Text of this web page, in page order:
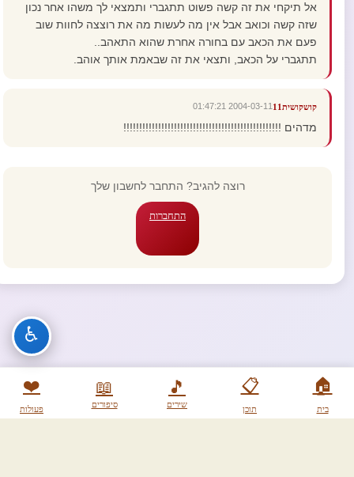
🏠
בית
📋
תוכן
🎵
שירים
📖
סיפורים
❤️
פעולות
אל תיקחי את זה קשה פשוט תתגברי ותמצאי לך משהו אחר נכון
שזה קשה וכואב אבל אין מה לעשות מה את רוצצה לחוות שוב
פעם את הכאב עם בחורה אחרת שהוא התאהב..
תתגברי על הכאב, ותצאי את זה שבאמת אותך אוהב.
קושקושית11 2004-03-11 01:47:21
מדהים !!!!!!!!!!!!!!!!!!!!!!!!!!!!!!!!!!!!!!!!!!!!!!!!!!
רוצה להגיב? התחבר לחשבון שלך
התחברות
♿